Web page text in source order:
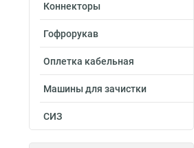
Коннекторы
Гофрорукав
Оплетка кабельная
Машины для зачистки
СИЗ